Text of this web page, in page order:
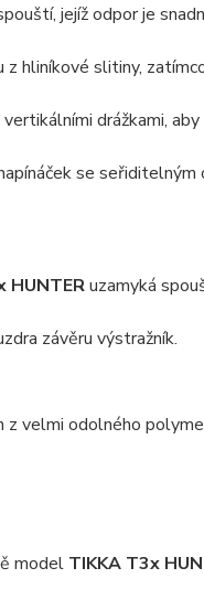
jejíž odpor je
z hliníkové slitiny,
drážkami,
se seřiditelným
HUNTERuzamyká
závěru výstražník.
z velmi odolného
model TIKKA T3x